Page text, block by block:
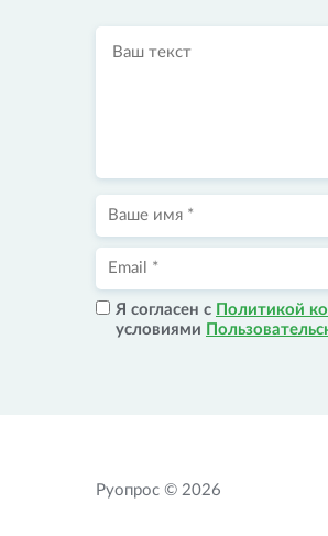
Я согласен с Политикой
условиями
Руопрос © 2026